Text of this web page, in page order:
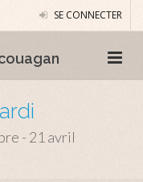
SE CONNECTER
- 21 avril